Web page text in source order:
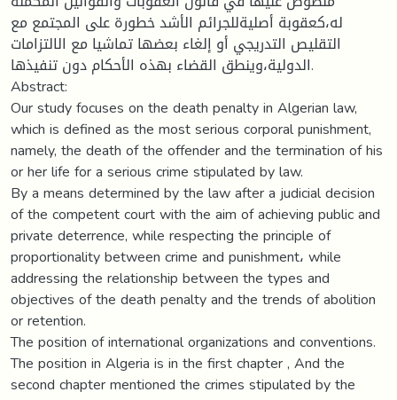
له،كعقوبة أصليةللجرائم الأشد خطورة على المجتمع مع
التقليص التدريجي أو إلغاء بعضها تماشيا مع الالتزامات
الدولية،وينطق القضاء بهذه الأحكام دون تنفيذها.
Abstract:
Our study focuses on the death penalty in Algerian law,
which is defined as the most serious corporal punishment,
namely, the death of the offender and the termination of his
or her life for a serious crime stipulated by law.
By a means determined by the law after a judicial decision
of the competent court with the aim of achieving public and
private deterrence, while respecting the principle of
proportionality between crime and punishment، while
addressing the relationship between the types and
objectives of the death penalty and the trends of abolition
or retention.
The position of international organizations and conventions.
The position in Algeria is in the first chapter , And the
second chapter mentioned the crimes stipulated by the